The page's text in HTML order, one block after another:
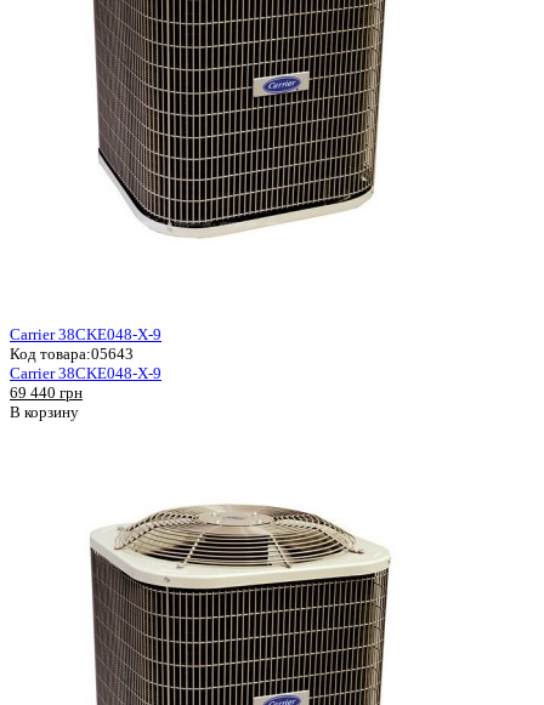
Carrier 38CKE048-X-9
Код товара:05643
Carrier 38CKE048-X-9
69 440 грн
В корзину